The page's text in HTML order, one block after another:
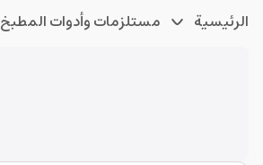
الرئيسية مستلزمات وأدوات المطبخ